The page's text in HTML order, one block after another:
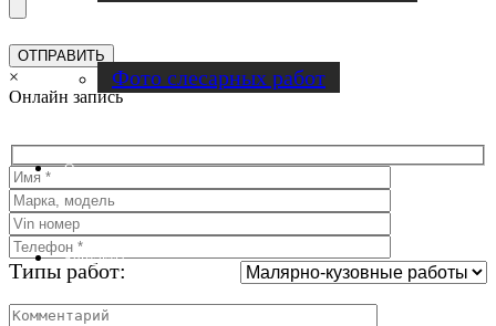
Фото слесарных работ
Отзывы
Контакты
×
Онлайн запись
Типы работ: